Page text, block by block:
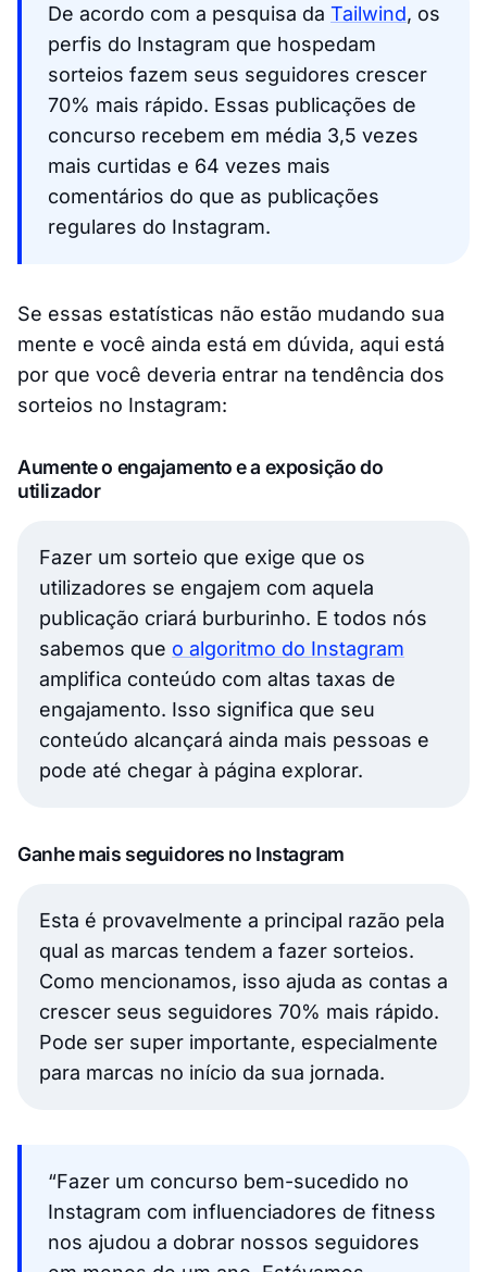
De acordo com a pesquisa da Tailwind, os
perfis do Instagram que hospedam
sorteios fazem seus seguidores crescer
70% mais rápido. Essas publicações de
concurso recebem em média 3,5 vezes
mais curtidas e 64 vezes mais
comentários do que as publicações
regulares do Instagram.
Se essas estatísticas não estão mudando sua
mente e você ainda está em dúvida, aqui está
por que você deveria entrar na tendência dos
sorteios no Instagram:
Aumente o engajamento e a exposição do
utilizador
Fazer um sorteio que exige que os
utilizadores se engajem com aquela
publicação criará burburinho. E todos nós
sabemos que o algoritmo do Instagram
amplifica conteúdo com altas taxas de
engajamento. Isso significa que seu
conteúdo alcançará ainda mais pessoas e
pode até chegar à página explorar.
Ganhe mais seguidores no Instagram
Esta é provavelmente a principal razão pela
qual as marcas tendem a fazer sorteios.
Como mencionamos, isso ajuda as contas a
crescer seus seguidores 70% mais rápido.
Pode ser super importante, especialmente
para marcas no início da sua jornada.
“Fazer um concurso bem-sucedido no
Instagram com influenciadores de fitness
nos ajudou a dobrar nossos seguidores